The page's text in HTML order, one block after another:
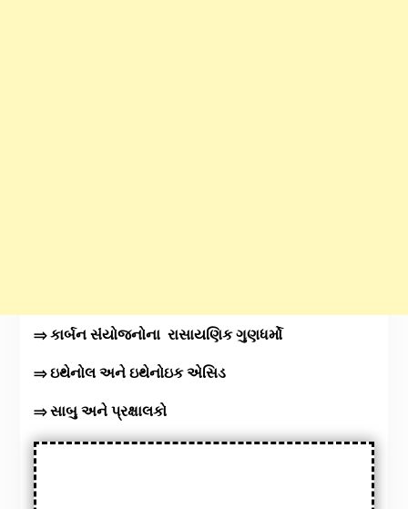
⇒ કાર્બન સંંયોજનોના રાસાયણિક ગુણધર્મો
⇒ ઇથેનોલ અને ઇથેનોઇક એસિડ
⇒ સાબુ અને પ્રક્ષાલકો